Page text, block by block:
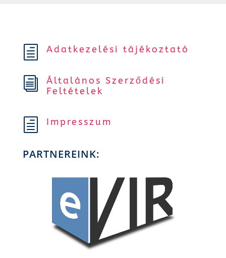
h Adatkezelési tájékoztató
i
Általános Szerződési
Feltételek
h Impresszum
PARTNEREINK: